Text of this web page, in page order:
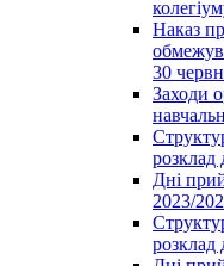
Наказ
30
Заходи
розклад
Дні
2023/
розклад